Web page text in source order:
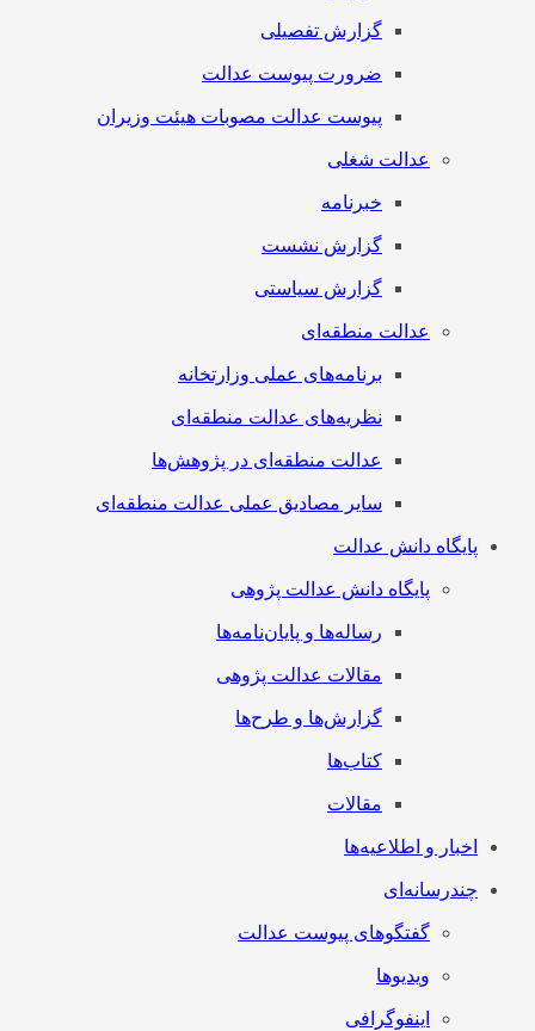
گزارش تفصیلی
ضرورت پیوست عدالت
پیوست عدالت مصوبات هیئت وزیران
عدالت شغلی
خبرنامه
گزارش نشست
گزارش سیاستی
عدالت منطقه‌ای
برنامه‌های عملی وزارتخانه
نظریه‌های عدالت منطقه‌ای
عدالت منطقه‌ای در پژوهش‌ها
سایر مصادیق عملی عدالت منطقه‌ای
پایگاه دانش عدالت
پایگاه دانش عدالت پژوهی
رساله‌ها و پایان‌نامه‌ها
مقالات عدالت پژوهی
گزارش‌ها و طرح‌ها
کتاب‌ها
مقالات
اخبار و اطلاعیه‌ها
چندرسانه‌ای
گفتگوهای پیوست عدالت
ویدیوها
اینفوگرافی